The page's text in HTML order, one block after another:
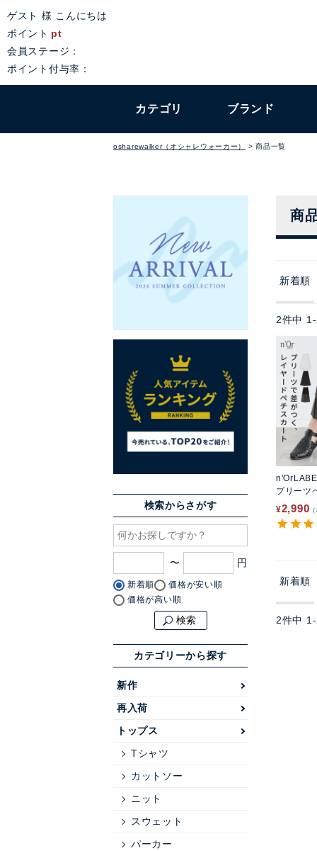
ゲスト 様 こんにちは
ポイント pt
会員ステージ：
ポイント付与率：
カテゴリ ブランド
osharewalker（オシャレウォーカー） 商品一覧
検索からさがす
〜
新着順
価格が安い順
価格が高い順
検索
カテゴリーから探す
新作
再入荷
トップス
Tシャツ
カットソー
ニット
スウェット
パーカー
商
新着順
2件中 1 -
プリーツ
¥2,990
新着順
2件中 1 -